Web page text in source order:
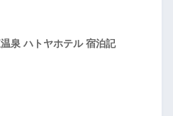
温泉 ハトヤホテル 宿泊記